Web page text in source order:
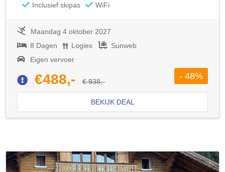
Inclusief skipas
WiFi
Maandag 4 oktober 2027
8 Dagen
Logies
Sunweb
Eigen vervoer
€488,- € 938,-
- 48%
BEKIJK DEAL